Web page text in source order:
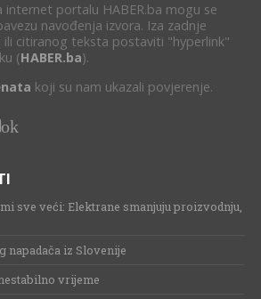
internet portalu HABER.ba mogu se
navođenja izvora. Iza zadnje
ili citiranog teksta postaviti "hyperlink"
(HABER.ba).
koji su nam ukazali povjerenje.
ok
sve veći: Elektrane smanjuju proizvodnju,
napadača iz Slovenije
vrijeme